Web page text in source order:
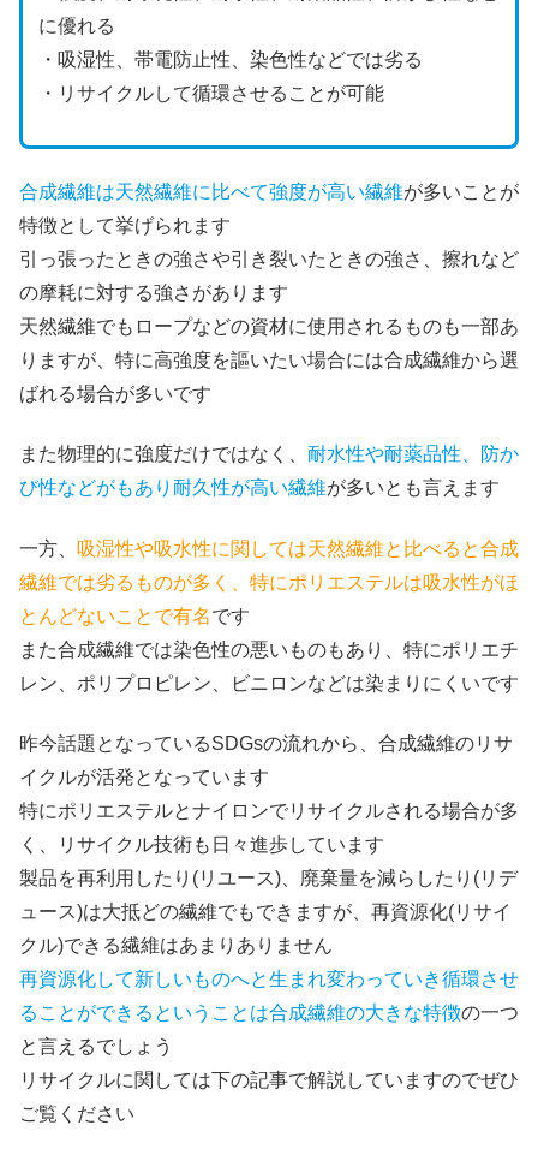
に優れる
・吸湿性、帯電防止性、染色性などでは劣る
・リサイクルして循環させることが可能
合成繊維は天然繊維に比べて強度が高い繊維が多いことが
特徴として挙げられます
引っ張ったときの強さや引き裂いたときの強さ、擦れなど
の摩耗に対する強さがあります
天然繊維でもロープなどの資材に使用されるものも一部あ
りますが、特に高強度を謳いたい場合には合成繊維から選
ばれる場合が多いです
また物理的に強度だけではなく、 耐水性や耐薬品性、防か
び性などがもあり耐久性が高い繊維が多いとも言えます
一方、 吸湿性や吸水性に関しては天然繊維と比べると合成
繊維では劣るものが多く、特にポリエステルは吸水性がほ
とんどないことで有名です
また合成繊維では染色性の悪いものもあり、特にポリエチ
レン、ポリプロピレン、ビニロンなどは染まりにくいです
昨今話題となっているSDGsの流れから、合成繊維のリサ
イクルが活発となっています
特にポリエステルとナイロンでリサイクルされる場合が多
く、リサイクル技術も日々進歩しています
製品を再利用したり(リユース)、廃棄量を減らしたり(リデ
ュース)は大抵どの繊維でもできますが、再資源化(リサイ
クル)できる繊維はあまりありません
再資源化して新しいものへと生まれ変わっていき循環させ
ることができるということは合成繊維の大きな特徴の一つ
と言えるでしょう
リサイクルに関しては下の記事で解説していますのでぜひ
ご覧ください